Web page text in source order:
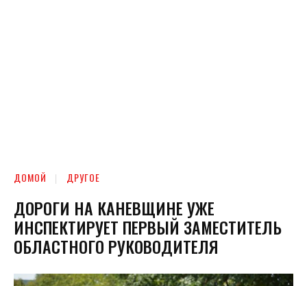
ДОМОЙ ДРУГОЕ
ДОРОГИ НА КАНЕВЩИНЕ УЖЕ
ИНСПЕКТИРУЕТ ПЕРВЫЙ ЗАМЕСТИТЕЛЬ
ОБЛАСТНОГО РУКОВОДИТЕЛЯ